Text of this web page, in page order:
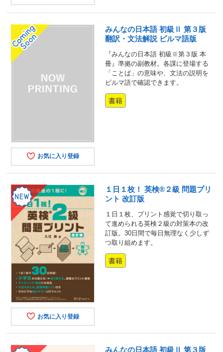
お気に入り登録
みんなの日本語 初級Ⅱ 第３版
翻訳・文法解説 ビルマ語版
『みんなの日本語 初級Ⅱ第３版 本
冊』準拠の副教材。各課に登場する
「ことば」の意味や、文法の説明を
ビルマ語で確認できます。
書籍
お気に入り登録
１日１枚！ 英検®２級 問題プリ
ント 改訂版
１日１枚、プリント感覚で切り取っ
て進められる英検２級の対策本の改
訂版。30日間で毎日無理なく少しず
つ取り組めます。
書籍
みんなの日本語 初級Ⅱ 第３版